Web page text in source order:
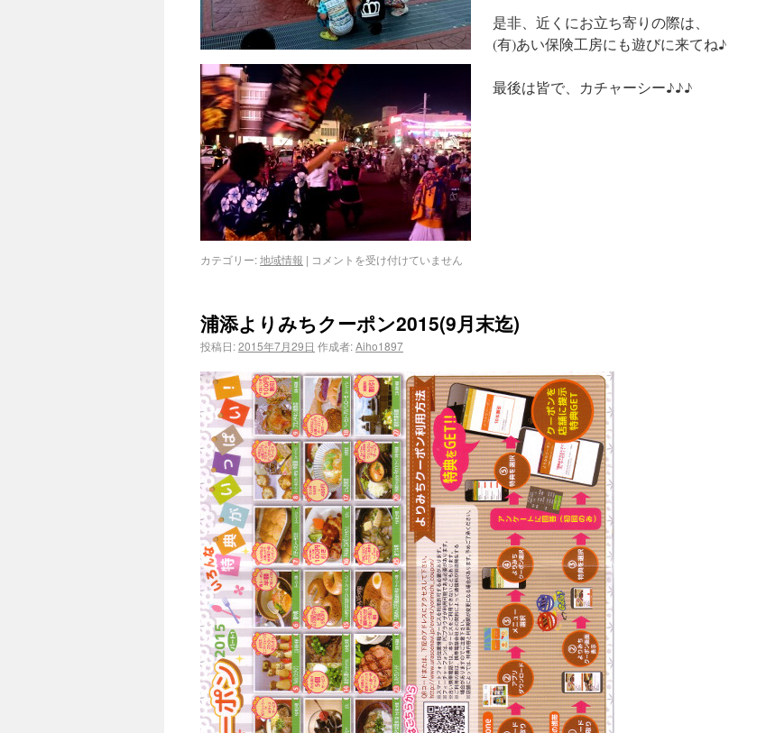
是非、近くにお立ち寄りの際は、
(有)あい保険工房にも遊びに来てね♪
最後は皆で、カチャーシー♪♪♪
カテゴリー:地域情報 | コメントを受け付けていません
浦添よりみちクーポン2015(9月末迄)
投稿日:2015年7月29日 作成者:Aiho1897